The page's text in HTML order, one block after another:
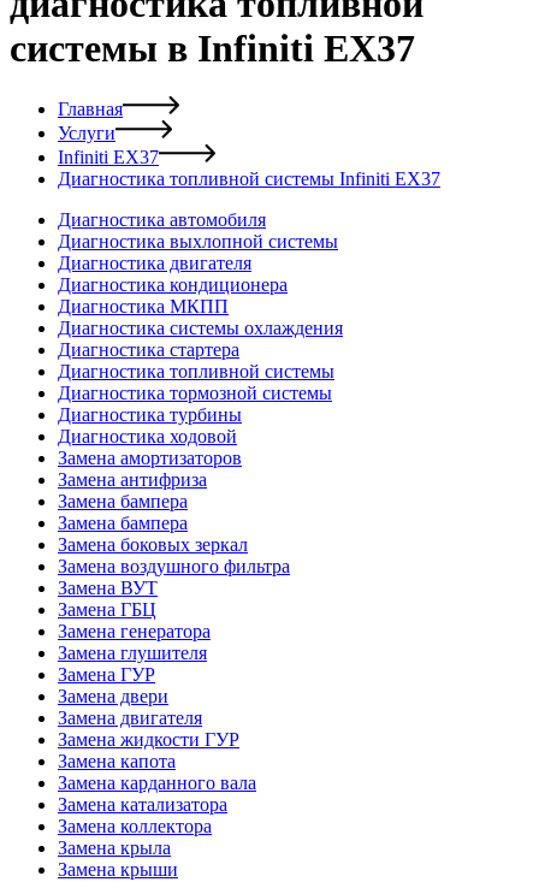
системы в Infiniti EX37
Главная
Услуги
Infiniti EX37
Диагностика топливной системы Infiniti EX37
Диагностика автомобиля
Диагностика выхлопной системы
Диагностика двигателя
Диагностика кондиционера
Диагностика МКПП
Диагностика системы охлаждения
Диагностика стартера
Диагностика топливной системы
Диагностика тормозной системы
Диагностика турбины
Диагностика ходовой
Замена амортизаторов
Замена антифриза
Замена бампера
Замена бампера
Замена боковых зеркал
Замена воздушного фильтра
Замена ВУТ
Замена ГБЦ
Замена генератора
Замена глушителя
Замена ГУР
Замена двери
Замена двигателя
Замена жидкости ГУР
Замена капота
Замена карданного вала
Замена катализатора
Замена коллектора
Замена крыла
Замена крыши